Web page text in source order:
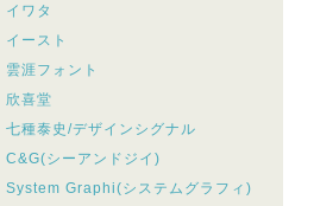
イワタ
イースト
雲涯フォント
欣喜堂
七種泰史/デザインシグナル
C&G(シーアンドジイ)
System Graphi(システムグラフィ)